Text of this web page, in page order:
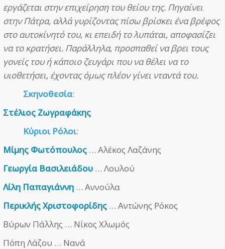
εργάζεται στην επιχείρηση του θείου της. Πηγαίνει
στην Πάτρα, αλλά γυρίζοντας πίσω βρίσκει ένα βρέφος
στο αυτοκίνητό του, κι επειδή το λυπάται, αποφασίζει
να το κρατήσει. Παράλληλα, προσπαθεί να βρει τους
γονείς του ή κάποιο ζευγάρι που να θέλει να το
υιοθετήσει, έχοντας όμως πλέον γίνει νταντά του.
Σκηνοθεσία:
Στέλιος Ζωγραφάκης
Κύριοι Ρόλοι:
Μίμης Φωτόπουλος … Αλέκος Λαζάνης
Γεωργία Βασιλειάδου … Λουλού
Λίλη Παπαγιάννη … Αννούλα
Περικλής Χριστοφορίδης … Αντώνης Ρόκος
Βύρων Πάλλης … Νίκος Χλωμός
Πόπη Λάζου … Νανά